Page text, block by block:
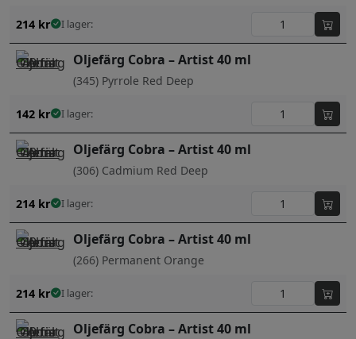
214 kr I lager:
Oljefärg Cobra – Artist 40 ml
(345) Pyrrole Red Deep
142 kr I lager:
Oljefärg Cobra – Artist 40 ml
(306) Cadmium Red Deep
214 kr I lager:
Oljefärg Cobra – Artist 40 ml
(266) Permanent Orange
214 kr I lager:
Oljefärg Cobra – Artist 40 ml